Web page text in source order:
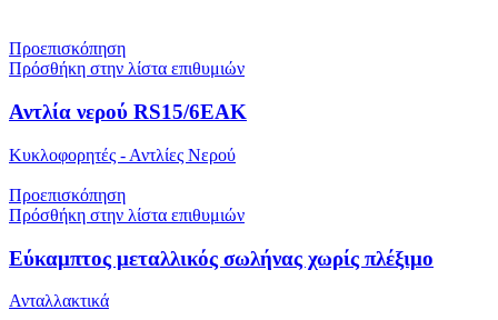
Προεπισκόπηση
Πρόσθήκη στην λίστα επιθυμιών
Αντλία νερού RS15/6EAK
Κυκλοφορητές - Αντλίες Νερού
Προεπισκόπηση
Πρόσθήκη στην λίστα επιθυμιών
Εύκαμπτος μεταλλικός σωλήνας χωρίς πλέξιμο
Ανταλλακτικά